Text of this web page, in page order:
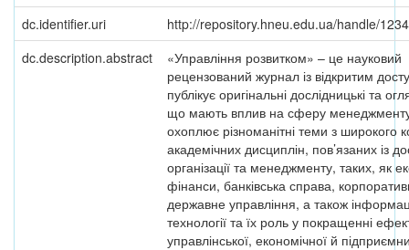
dc.identifier.uri
http://repository.hneu.edu.ua/handle/
dc.description.abstract
«Управління розвитком» – це науковий
рецензований журнал із відкритим
публікує оригінальні дослідницькі та
що мають вплив на сферу
охоплює різноманітні теми з широкого
академічних дисциплін, пов’язаних із
організації та менеджменту, таких, як
фінанси, банківська справа,
державне управління, а також
технології та їх роль у покращенні
управлінської, економічної й